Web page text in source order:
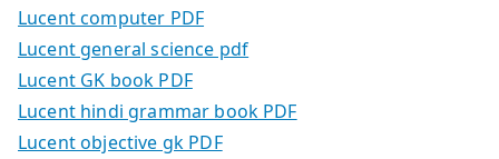
Lucent computer PDF
Lucent general science pdf
Lucent GK book PDF
Lucent hindi grammar book PDF
Lucent objective gk PDF